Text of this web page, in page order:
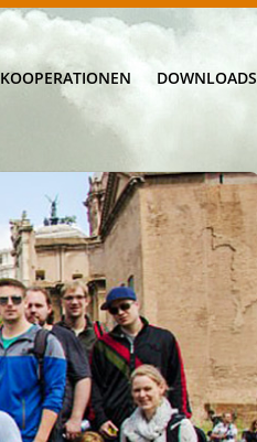
KOOPERATIONEN DOWNLOADS